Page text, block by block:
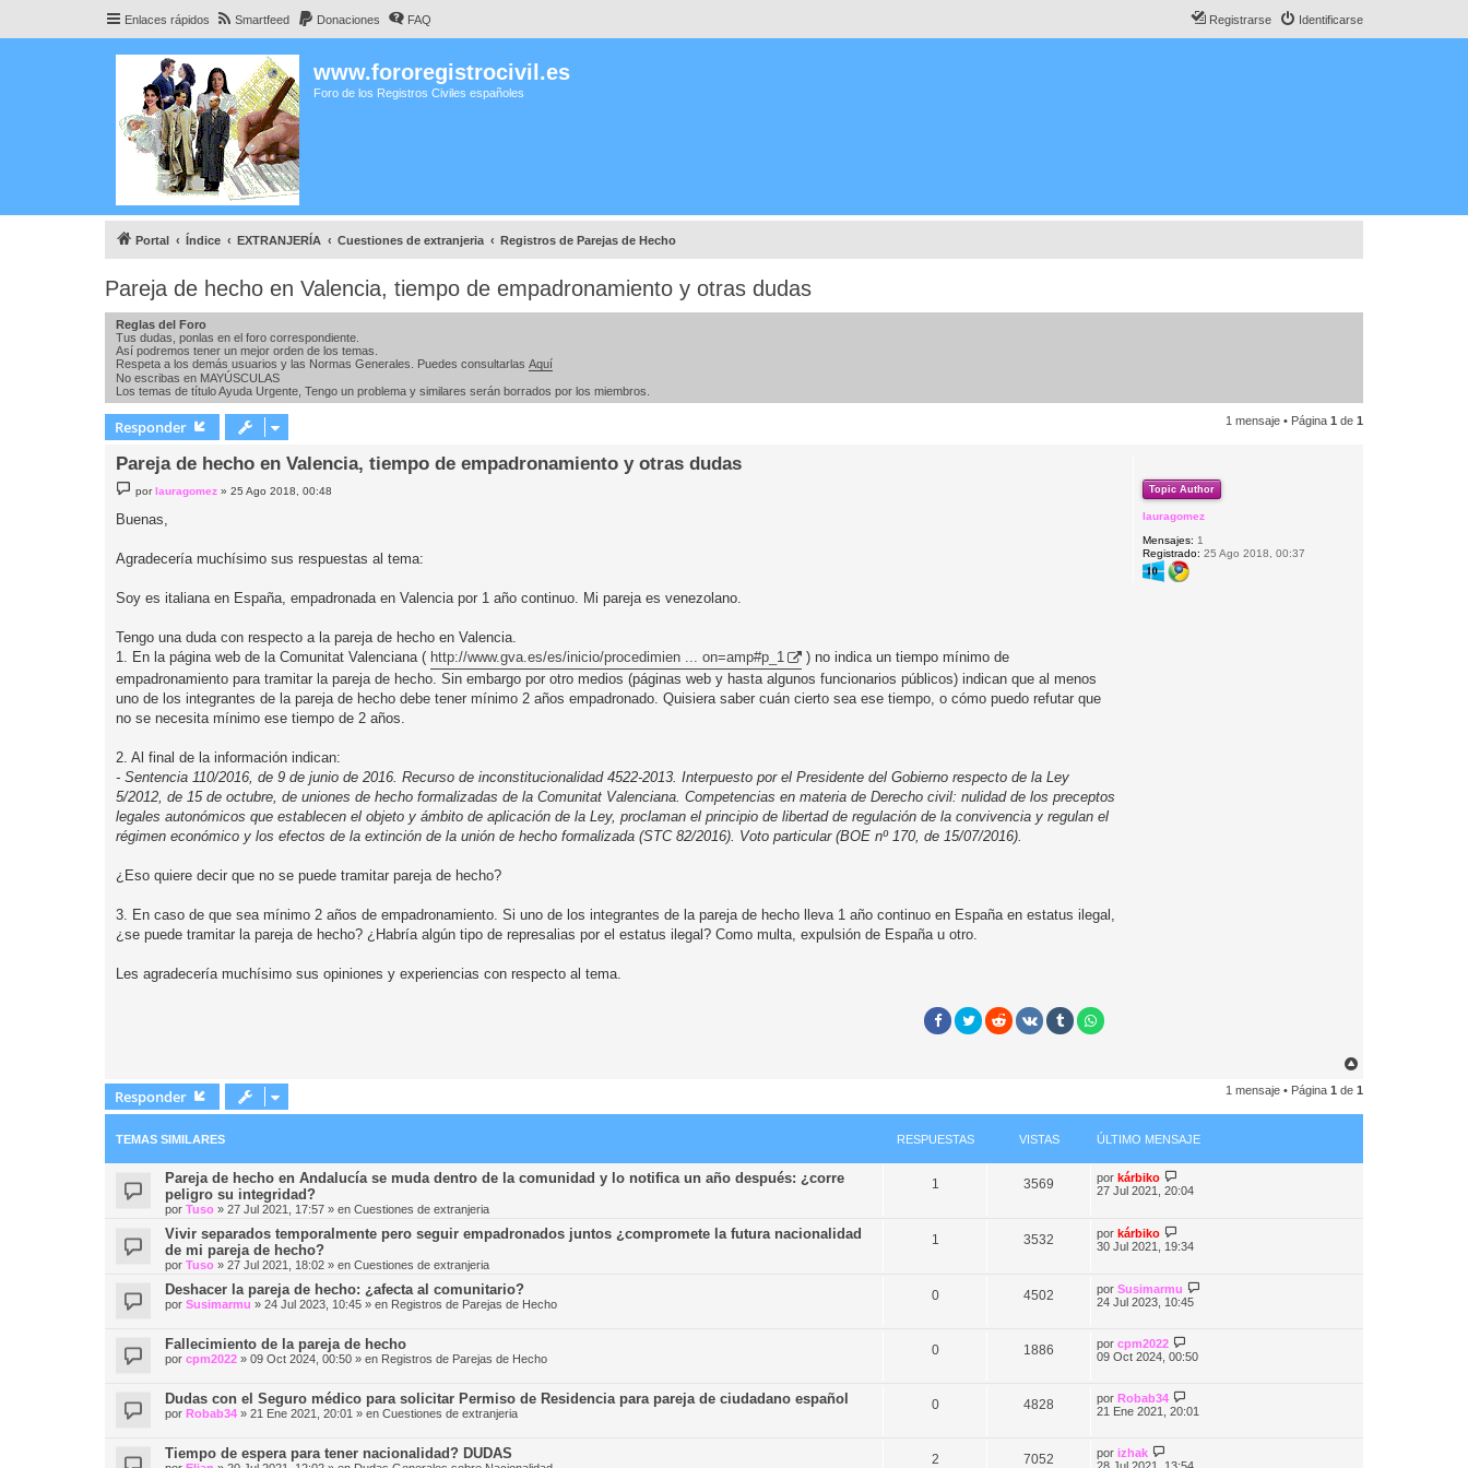
Enlaces rápidos Smartfeed Donaciones FAQ Identificarse
Registrarse
www.fororegistrocivil.es
Foro de los Registros Civiles españoles
Portal Índice EXTRANJERÍA Cuestiones de extranjeria Registros de Parejas de Hecho
Pareja de hecho en Valencia, tiempo de empadronamiento y otras dudas
Reglas del Foro
Tus dudas, ponlas en el foro correspondiente.
Así podremos tener un mejor orden de los temas.
Respeta a los demás usuarios y las Normas Generales. Puedes consultarlas Aquí
No escribas en MAYÚSCULAS
Los temas de título Ayuda Urgente, Tengo un problema y similares serán borrados por los miembros.
Responder 1 mensaje • Página 1 de 1
Topic Author
lauragomez
Mensajes: 1
Registrado: 25 Ago 2018, 00:37
Pareja de hecho en Valencia, tiempo de empadronamiento y otras dudas
e
s
e
porlauragomez »25 Ago 2018, 00:48
Buenas,
Agradecería muchísimo sus respuestas al tema:
Soy es italiana en España, empadronada en Valencia por 1 año continuo. Mi pareja es venezolano.
Tengo una duda con respecto a la pareja de hecho en Valencia.
1. En la página web de la Comunitat Valenciana ( http://www.gva.es/es/inicio/procedimien ... on=amp#p_1
) no indica un tiempo mínimo de
empadronamiento para tramitar la pareja de hecho. Sin embargo por otro medios (páginas web y hasta algunos funcionarios públicos) indican que al menos
uno de los integrantes de la pareja de hecho debe tener mínimo 2 años empadronado. Quisiera saber cuán cierto sea ese tiempo, o cómo puedo refutar que
no se necesita mínimo ese tiempo de 2 años.
2. Al final de la información indican:
- Sentencia 110/2016, de 9 de junio de 2016. Recurso de inconstitucionalidad 4522-2013. Interpuesto por el Presidente del Gobierno respecto de la Ley
5/2012, de 15 de octubre, de uniones de hecho formalizadas de la Comunitat Valenciana. Competencias en materia de Derecho civil: nulidad de los preceptos
legales autonómicos que establecen el objeto y ámbito de aplicación de la Ley, proclaman el principio de libertad de regulación de la convivencia y regulan el
régimen económico y los efectos de la extinción de la unión de hecho formalizada (STC 82/2016). Voto particular (BOE nº 170, de 15/07/2016).
¿Eso quiere decir que no se puede tramitar pareja de hecho?
3. En caso de que sea mínimo 2 años de empadronamiento. Si uno de los integrantes de la pareja de hecho lleva 1 año continuo en España en estatus ilegal,
¿se puede tramitar la pareja de hecho? ¿Habría algún tipo de represalias por el estatus ilegal? Como multa, expulsión de España u otro.
Les agradecería muchísimo sus opiniones y experiencias con respecto al tema.
r
Responder 1 mensaje • Página 1 de 1
TEMAS SIMILARES RESPUESTAS VISTAS ÚLTIMO MENSAJE
Pareja de hecho en Andalucía se muda dentro de la comunidad y lo notifica un año después: ¿corre
peligro su integridad?
por Tuso » 27 Jul 2021, 17:57 » en Cuestiones de extranjeria
1 3569 por kárbiko
27 Jul 2021, 20:04
Vivir separados temporalmente pero seguir empadronados juntos ¿compromete la futura nacionalidad
de mi pareja de hecho?
por Tuso » 27 Jul 2021, 18:02 » en Cuestiones de extranjeria
1 3532 por kárbiko
30 Jul 2021, 19:34
Deshacer la pareja de hecho: ¿afecta al comunitario?
por Susimarmu » 24 Jul 2023, 10:45 » en Registros de Parejas de Hecho
0 4502 por Susimarmu
24 Jul 2023, 10:45
Fallecimiento de la pareja de hecho
por cpm2022 » 09 Oct 2024, 00:50 » en Registros de Parejas de Hecho
0 1886 por cpm2022
09 Oct 2024, 00:50
Dudas con el Seguro médico para solicitar Permiso de Residencia para pareja de ciudadano español
por Robab34 » 21 Ene 2021, 20:01 » en Cuestiones de extranjeria
0 4828 por Robab34
21 Ene 2021, 20:01
Tiempo de espera para tener nacionalidad? DUDAS 2 7052 por izhak